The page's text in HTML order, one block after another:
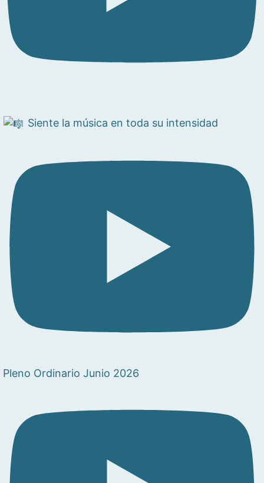
Siente la música en toda su intensidad
Pleno Ordinario Junio 2026